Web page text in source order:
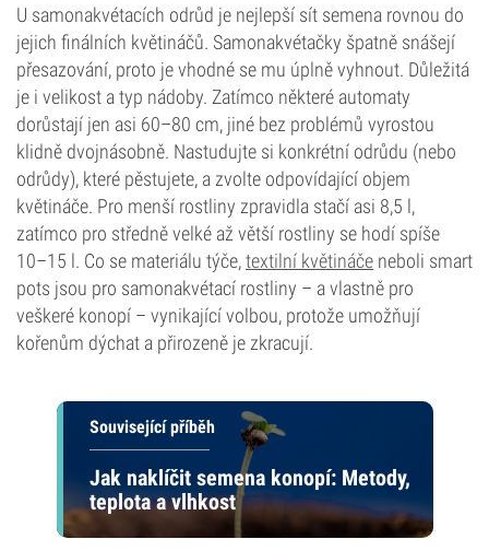
U samonakvétacích odrůd je nejlepší sít semena rovnou do
jejich finálních květináčů. Samonakvétačky špatně snášejí
přesazování, proto je vhodné se mu úplně vyhnout. Důležitá
je i velikost a typ nádoby. Zatímco některé automaty
dorůstají jen asi 60–80 cm, jiné bez problémů vyrostou
klidně dvojnásobně. Nastudujte si konkrétní odrůdu (nebo
odrůdy), které pěstujete, a zvolte odpovídající objem
květináče. Pro menší rostliny zpravidla stačí asi 8,5 l,
zatímco pro středně velké až větší rostliny se hodí spíše
10–15 l. Co se materiálu týče,textilní květináče neboli smart
pots jsou pro samonakvétací rostliny – a vlastně pro
veškeré konopí – vynikající volbou, protože umožňují
kořenům dýchat a přirozeně je zkracují.
Související příběh
Jak naklíčit semena konopí: Metody,
teplota a vlhkost